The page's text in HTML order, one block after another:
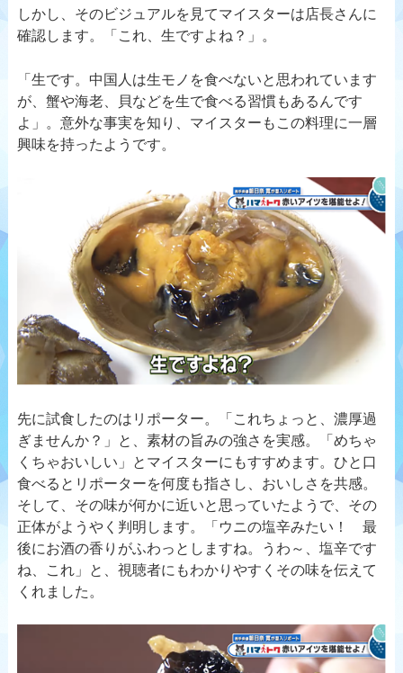
しかし、そのビジュアルを見てマイスターは店長さんに
確認します。「これ、生ですよね？」。
「生です。中国人は生モノを食べないと思われています
が、蟹や海老、貝などを生で食べる習慣もあるんです
よ」。意外な事実を知り、マイスターもこの料理に一層
興味を持ったようです。
先に試食したのはリポーター。「これちょっと、濃厚過
ぎませんか？」と、素材の旨みの強さを実感。「めちゃ
くちゃおいしい」とマイスターにもすすめます。ひと口
食べるとリポーターを何度も指さし、おいしさを共感。
そして、その味が何かに近いと思っていたようで、その
正体がようやく判明します。「ウニの塩辛みたい！ 最
後にお酒の香りがふわっとしますね。うわ～、塩辛です
ね、これ」と、視聴者にもわかりやすくその味を伝えて
くれました。